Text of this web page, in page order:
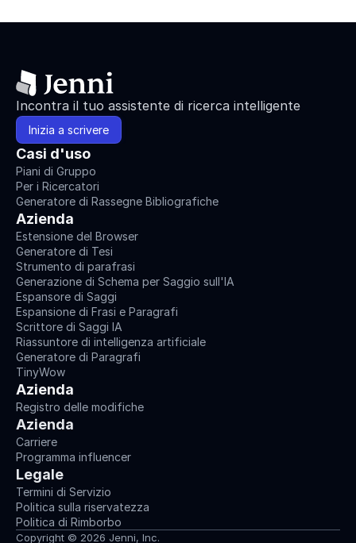
Incontra il tuo assistente di ricerca intelligente
Inizia a scrivere
Casi d'uso
Piani di Gruppo
Per i Ricercatori
Generatore di Rassegne Bibliografiche
Azienda
Estensione del Browser
Generatore di Tesi
Strumento di parafrasi
Generazione di Schema per Saggio sull'IA
Espansore di Saggi
Espansione di Frasi e Paragrafi
Scrittore di Saggi IA
Riassuntore di intelligenza artificiale
Generatore di Paragrafi
TinyWow
Azienda
Registro delle modifiche
Azienda
Carriere
Programma influencer
Legale
Termini di Servizio
Politica sulla riservatezza
Politica di Rimborbo
Copyright © 2026 Jenni, Inc.